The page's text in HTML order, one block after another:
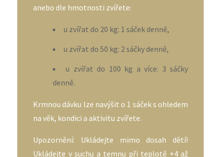
anebo dle hmotnosti zvířete:
u zvířat do 20 kg: 1 sáček denně,
u zvířat do 50 kg: 2 sáčky denně,
u zvířat do 100 kg a více: 3 sáčky
denně.
Krmnou dávku lze navýšit o 1 sáček s ohledem
na věk, kondici a aktivitu zvířete.
Upozornění: Ukládejte mimo dosah dětí!
Ukládejte v suchu a temnu při teplotě +4 až